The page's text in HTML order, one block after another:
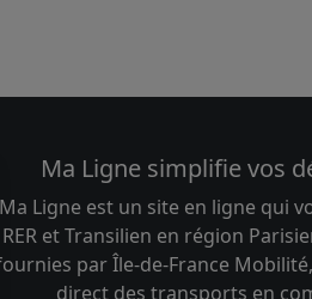
Ma Ligne simplifie vos
Ma Ligne est un site en ligne qui
RER et Transilien en région
par Île-de-France
direct des transports en